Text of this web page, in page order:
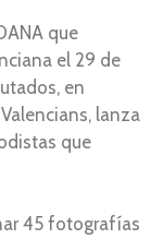
que
el 29 de
en
lanza
que
45 fotografías